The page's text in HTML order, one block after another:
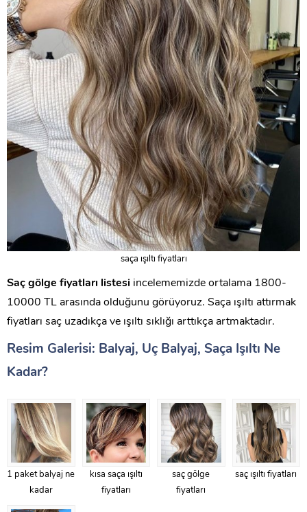
saça ışıltı fiyatları
Saç gölge fiyatları listesi incelememizde ortalama 1800-
10000 TL arasında olduğunu görüyoruz. Saça ışıltı attırmak
fiyatları saç uzadıkça ve ışıltı sıklığı arttıkça artmaktadır.
Resim Galerisi: Balyaj, Uç Balyaj, Saça Işıltı Ne
Kadar?
1 paket balyaj ne
kadar
kısa saça ışıltı
fiyatları
saç gölge
fiyatları
saç ışıltı fiyatları